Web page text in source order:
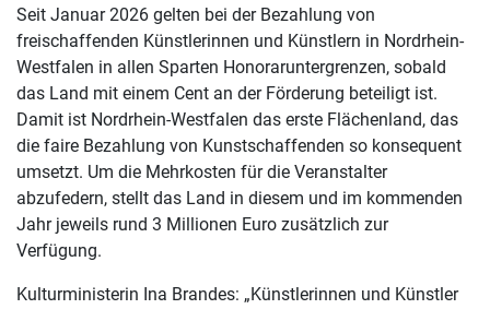
Seit Januar 2026 gelten bei der Bezahlung von
freischaffenden Künstlerinnen und Künstlern in Nordrhein-
Westfalen in allen Sparten Honoraruntergrenzen, sobald
das Land mit einem Cent an der Förderung beteiligt ist.
Damit ist Nordrhein-Westfalen das erste Flächenland, das
die faire Bezahlung von Kunstschaffenden so konsequent
umsetzt. Um die Mehrkosten für die Veranstalter
abzufedern, stellt das Land in diesem und im kommenden
Jahr jeweils rund 3 Millionen Euro zusätzlich zur
Verfügung.
Kulturministerin Ina Brandes: „Künstlerinnen und Künstler